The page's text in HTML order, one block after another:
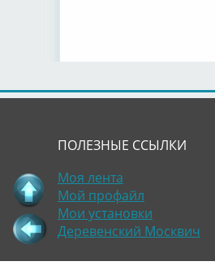
ПОЛЕЗНЫЕ ССЫЛКИ
Моя лента
Мой профайл
Мои установки
Деревенский Москвич